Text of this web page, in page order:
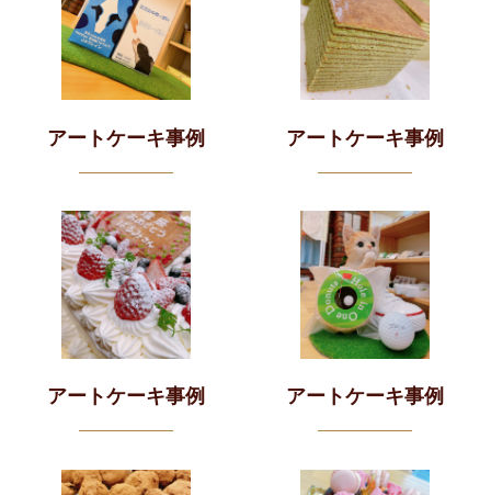
アートケーキ事例 アートケーキ事例
アートケーキ事例 アートケーキ事例